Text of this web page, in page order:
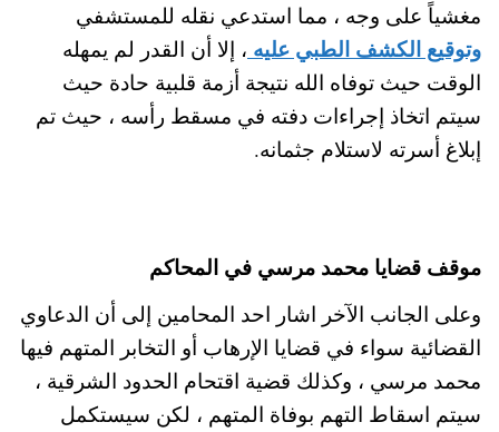
مغشياً على وجه ، مما استدعي نقله للمستشفي
وتوقيع الكشف الطبي عليه ، إلا أن القدر لم يمهله
الوقت حيث توفاه الله نتيجة أزمة قلبية حادة حيث
سيتم اتخاذ إجراءات دفته في مسقط رأسه ، حيث تم
إبلاغ أسرته لاستلام جثمانه.
موقف قضايا محمد مرسي في المحاكم
وعلى الجانب الآخر اشار احد المحامين إلى أن الدعاوي
القضائية سواء في قضايا الإرهاب أو التخابر المتهم فيها
محمد مرسي ، وكذلك قضية اقتحام الحدود الشرقية ،
سيتم اسقاط التهم بوفاة المتهم ، لكن سيستكمل